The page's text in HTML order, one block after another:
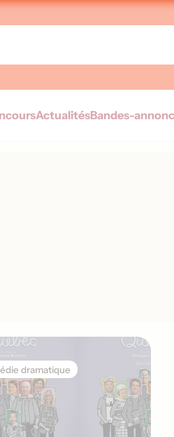
ActualitésBandes-
dramatique